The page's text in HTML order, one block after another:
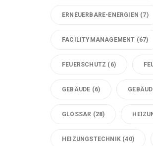
ERNEUERBARE-ENERGIEN (7)
FACILITYMANAGEMENT (67)
FEUERSCHUTZ (6)
GEBÄUDE (6)
GLOSSAR (28)
HEIZUNGSTECHNIK (40)